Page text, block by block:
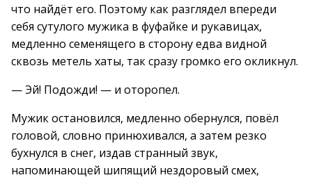
что найдёт его. Поэтому как разглядел впереди
себя сутулого мужика в фуфайке и рукавицах,
медленно семенящего в сторону едва видной
сквозь метель хаты, так сразу громко его окликнул.
— Эй! Подожди! — и оторопел.
Мужик остановился, медленно обернулся, повёл
головой, словно принюхивался, а затем резко
бухнулся в снег, издав странный звук,
напоминающей шипящий нездоровый смех,